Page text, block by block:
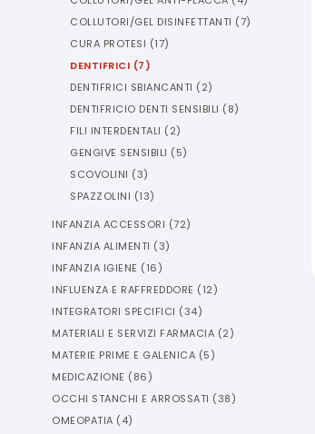
COLLUTORI/GEL DISINFETTANTI (7)
CURA PROTESI (17)
DENTIFRICI (7)
DENTIFRICI SBIANCANTI (2)
DENTIFRICIO DENTI SENSIBILI (8)
FILI INTERDENTALI (2)
GENGIVE SENSIBILI (5)
SCOVOLINI (3)
SPAZZOLINI (13)
INFANZIA ACCESSORI (72)
INFANZIA ALIMENTI (3)
INFANZIA IGIENE (16)
INFLUENZA E RAFFREDDORE (12)
INTEGRATORI SPECIFICI (34)
MATERIALI E SERVIZI FARMACIA (2)
MATERIE PRIME E GALENICA (5)
MEDICAZIONE (86)
OCCHI STANCHI E ARROSSATI (38)
OMEOPATIA (4)